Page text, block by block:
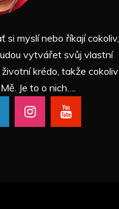
si myslí nebo říkají cokoliv,
vytvářet svůj vlastní
krédo, takže cokoliv
Je to o nich….